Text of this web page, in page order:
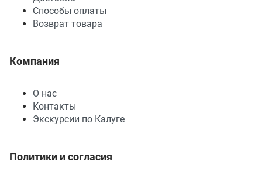
Способы оплаты
Возврат товара
Компания
О нас
Контакты
Экскурсии по Калуге
Политики и согласия